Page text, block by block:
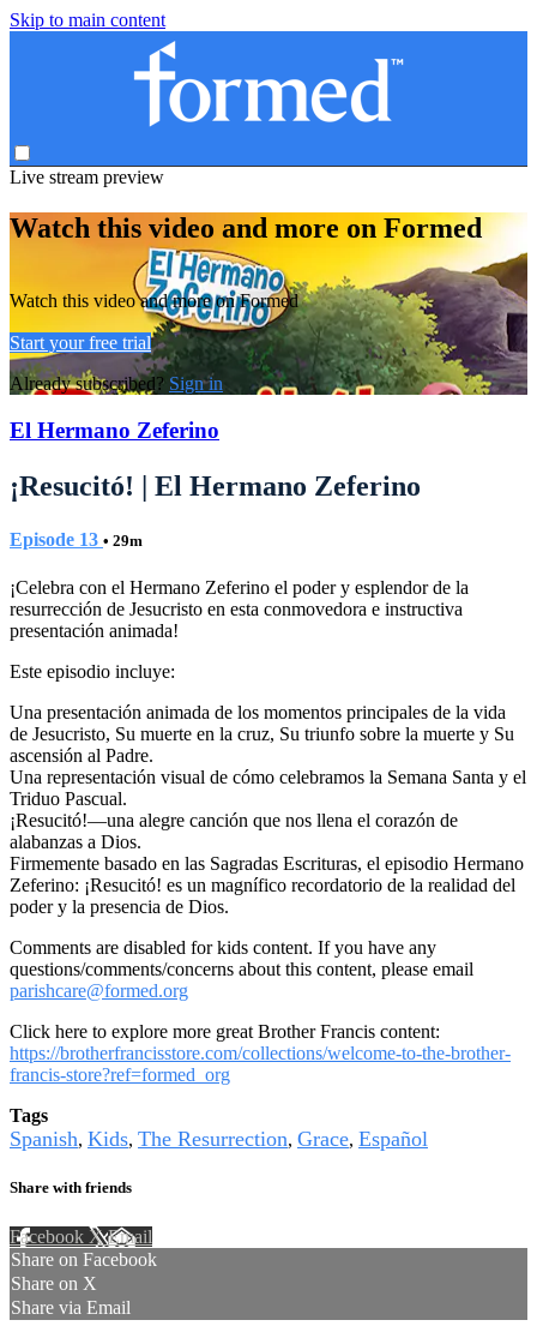
Skip to main content
Live stream preview
Watch this video and more on Formed
Watch this video and more on Formed
Start your free trial
Already subscribed? Sign in
El Hermano Zeferino
¡Resucitó! | El Hermano Zeferino
Episode 13 • 29m
¡Celebra con el Hermano Zeferino el poder y esplendor de la
resurrección de Jesucristo en esta conmovedora e instructiva
presentación animada!
Este episodio incluye:
Una presentación animada de los momentos principales de la vida
de Jesucristo, Su muerte en la cruz, Su triunfo sobre la muerte y Su
ascensión al Padre.
Una representación visual de cómo celebramos la Semana Santa y el
Triduo Pascual.
¡Resucitó!—una alegre canción que nos llena el corazón de
alabanzas a Dios.
Firmemente basado en las Sagradas Escrituras, el episodio Hermano
Zeferino: ¡Resucitó! es un magnífico recordatorio de la realidad del
poder y la presencia de Dios.
Comments are disabled for kids content. If you have any
questions/comments/concerns about this content, please email
parishcare@formed.org
Click here to explore more great Brother Francis content:
https://brotherfrancisstore.com/collections/welcome-to-the-brother-
francis-store?ref=formed_org
Tags
Spanish, Kids, The Resurrection, Grace, Español
Share with friends
Facebook XEmail
Share on Facebook
Share on X
Share via Email